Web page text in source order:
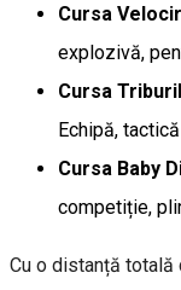
Cursa
explozivă,
Cursa
Echipă,
Cursa Baby
competiție,
Cu o distanță totală